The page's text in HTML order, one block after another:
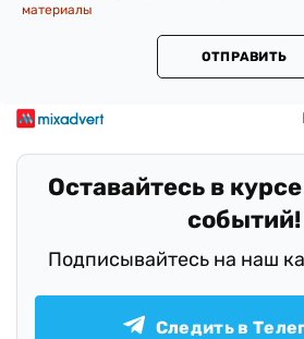
материалы
ОТПРАВИТЬ
Оставайтесь в
событий!
Подписывайтесь на наш
Следить в